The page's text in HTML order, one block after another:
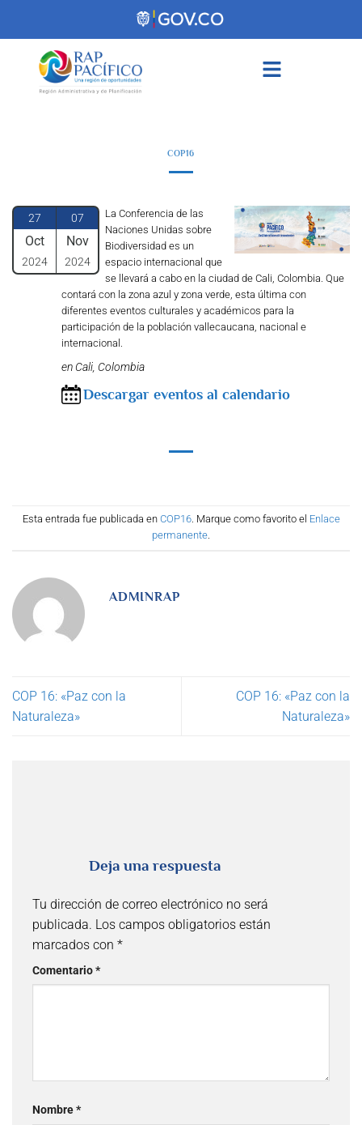
COP16
27
Oct
2024
07
Nov
2024
La Conferencia de las
Naciones Unidas sobre
Biodiversidad es un
espacio internacional que
se llevará a cabo en la ciudad de Cali, Colombia. Que
contará con la zona azul y zona verde, esta última con
diferentes eventos culturales y académicos para la
participación de la población vallecaucana, nacional e
internacional.
en Cali, Colombia
Descargar eventos al calendario
Esta entrada fue publicada en COP16. Marque como favorito el Enlace
permanente.
ADMINRAP
COP 16: «Paz con la
Naturaleza»
COP 16: «Paz con la
Naturaleza»
Deja una respuesta
Tu dirección de correo electrónico no será
publicada. Los campos obligatorios están
marcados con *
Comentario*
Nombre*